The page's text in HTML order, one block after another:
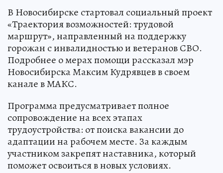
В Новосибирске стартовал социальный проект
«Траектория возможностей: трудовой
маршрут», направленный на поддержку
горожан с инвалидностью и ветеранов СВО.
Подробнее о мерах помощи рассказал мэр
Новосибирска Максим Кудрявцев в своем
канале в МАКС.
Программа предусматривает полное
сопровождение на всех этапах
трудоустройства: от поиска вакансии до
адаптации на рабочем месте. За каждым
участником закрепят наставника, который
поможет освоиться в новых условиях.